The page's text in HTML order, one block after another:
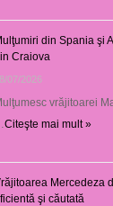
din Spania şi
Craiova
07/2026
vrăjitoarei
Citeşte mai mult »
Mercedeza
şi căutată